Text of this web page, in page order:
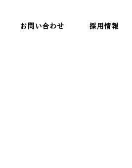
お問い合わせ 採用情報